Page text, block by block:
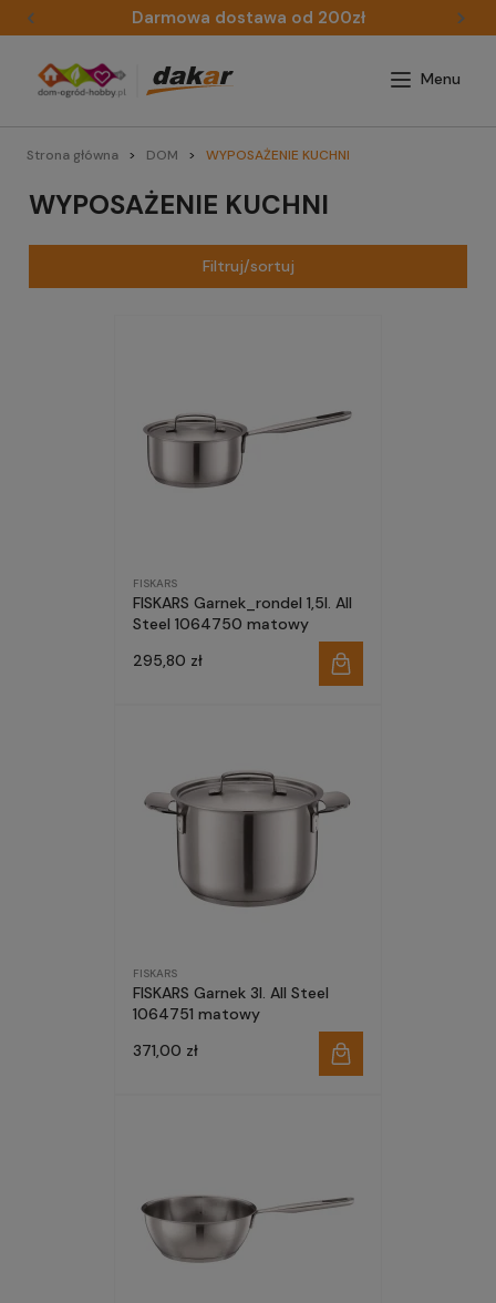
Darmowa dostawa od 200zł
Strona główna DOM WYPOSAŻENIE KUCHNI
WYPOSAŻENIE KUCHNI
Filtruj/sortuj
FISKARS
FISKARS Garnek_rondel 1,5l. All
Steel 1064750 matowy
295,80 zł
FISKARS
FISKARS Garnek 3l. All Steel
1064751 matowy
371,00 zł